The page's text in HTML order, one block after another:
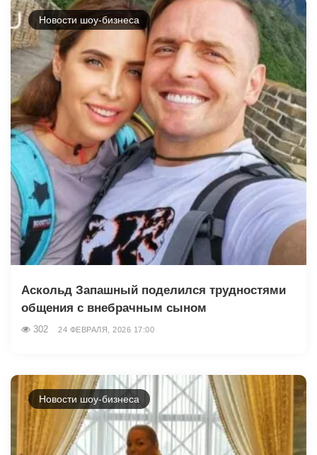
Новости шоу-бизнеса
Аскольд Запашный поделился трудностями
общения с внебрачным сыном
302 24 ФЕВРАЛЯ, 2026 17:00
Новости шоу-бизнеса